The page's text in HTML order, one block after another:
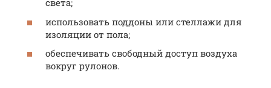
света;
использовать поддоны или стеллажи для
изоляции от пола;
обеспечивать свободный доступ воздуха
вокруг рулонов.